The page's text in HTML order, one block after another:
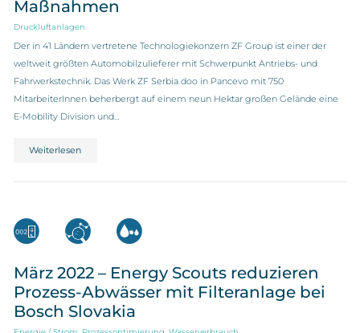
Maßnahmen
Druckluftanlagen
Der in 41 Ländern vertretene Technologiekonzern ZF Group ist einer der
weltweit größten Automobilzulieferer mit Schwerpunkt Antriebs- und
Fahrwerkstechnik. Das Werk ZF Serbia doo in Pancevo mit 750
MitarbeiterInnen beherbergt auf einem neun Hektar großen Gelände eine
E-Mobility Division und…
Weiterlesen
März 2022 – Energy Scouts reduzieren
Prozess-Abwässer mit Filteranlage bei
Bosch Slovakia